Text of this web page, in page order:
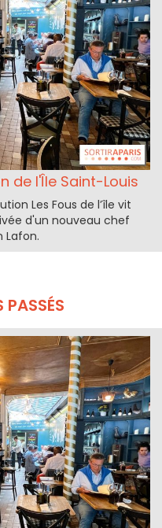
de l'Île Saint-Louis
Les Fous de l’île vit
d'un nouveau chef
Lafon.
PASSÉS